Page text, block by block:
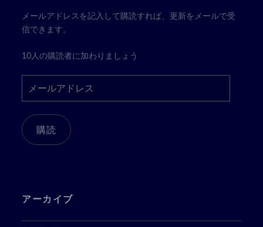
メールアドレスを記入して購読すれば、更新をメールで受
信できます。
10人の購読者に加わりましょう
ー
ア
ド
購読
アーカイブ